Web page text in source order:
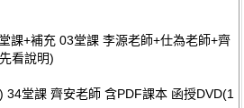
課+補充 03堂課 李源老師+仕為老師+齊
看說明)
堂課 齊安老師 含PDF課本 函授DVD(1